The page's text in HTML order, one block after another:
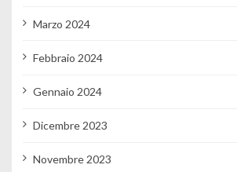
Marzo 2024
Febbraio 2024
Gennaio 2024
Dicembre 2023
Novembre 2023